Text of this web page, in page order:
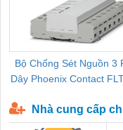
Bộ Chống Sét Nguồn 3
Dây Phoenix Contact
Nhà cung cấp